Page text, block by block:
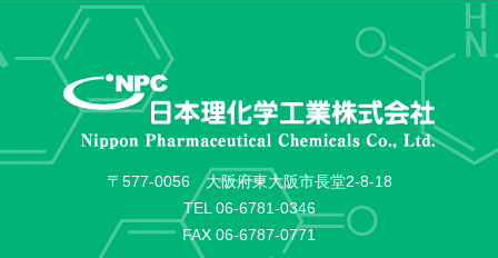
〒577-0056 大阪府東大阪市長堂2-8-18
TEL06-6781-0346
FAX 06-6787-0771